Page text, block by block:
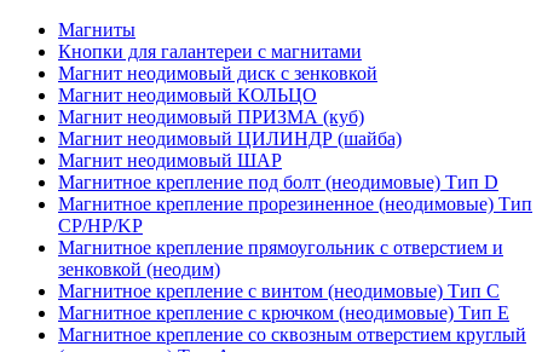
Магниты
Кнопки для галантереи с магнитами
Магнит неодимовый диск с зенковкой
Магнит неодимовый КОЛЬЦО
Магнит неодимовый ПРИЗМА (куб)
Магнит неодимовый ЦИЛИНДР (шайба)
Магнит неодимовый ШАР
Магнитное крепление под болт (неодимовые) Тип D
Магнитное крепление прорезиненное (неодимовые) Тип
CP/HP/KP
Магнитное крепление прямоугольник с отверстием и
зенковкой (неодим)
Магнитное крепление с винтом (неодимовые) Тип С
Магнитное крепление с крючком (неодимовые) Тип Е
Магнитное крепление со сквозным отверстием круглый